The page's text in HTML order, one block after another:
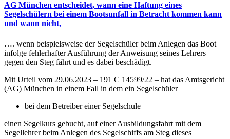
AG München entscheidet, wann eine Haftung eines
Segelschülern bei einem Bootsunfall in Betracht kommen kann
und wann nicht,
…. wenn beispielsweise der Segelschüler beim Anlegen das Boot
infolge fehlerhafter Ausführung der Anweisung seines Lehrers
gegen den Steg fährt und es dabei beschädigt.
Mit Urteil vom 29.06.2023 – 191 C 14599/22 – hat das Amtsgericht
(AG) München in einem Fall in dem ein Segelschüler
bei dem Betreiber einer Segelschule
einen Segelkurs gebucht, auf einer Ausbildungsfahrt mit dem
Segellehrer beim Anlegen des Segelschiffs am Steg dieses